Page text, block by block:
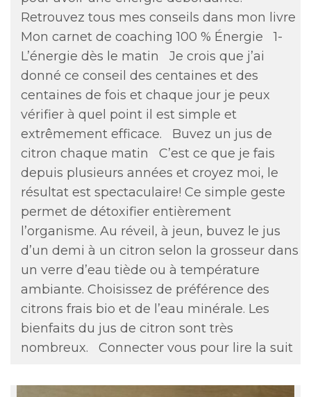
Retrouvez tous mes conseils dans mon livre
Mon carnet de coaching 100 % Énergie 1-
L’énergie dès le matin Je crois que j’ai
donné ce conseil des centaines et des
centaines de fois et chaque jour je peux
vérifier à quel point il est simple et
extrêmement efficace. Buvez un jus de
citron chaque matin C’est ce que je fais
depuis plusieurs années et croyez moi, le
résultat est spectaculaire! Ce simple geste
permet de détoxifier entièrement
l’organisme. Au réveil, à jeun, buvez le jus
d’un demi à un citron selon la grosseur dans
un verre d’eau tiède ou à température
ambiante. Choisissez de préférence des
citrons frais bio et de l’eau minérale. Les
bienfaits du jus de citron sont très
nombreux.
Connecter vous pour lire la suit